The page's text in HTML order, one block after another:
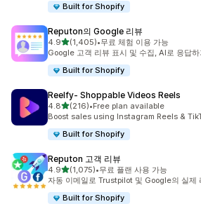
Built for Shopify
Reputon의 Google 리뷰
4.9별 5개 중
(1,405)
총 리뷰 1405개
•무료 체험 이용 가능
Google 고객 리뷰 표시 및 수집, AI로 응답하
Built for Shopify
Reelfy‑ Shoppable Videos Reels
4.8별 5개 중
(216)
총 리뷰 216개
•Free plan available
Boost sales using Instagram Reels &
Built for Shopify
Reputon 고객 리뷰
4.9별 5개 중
(1,075)
총 리뷰 1075개
•무료 플랜 사용 가능
자동 이메일로 Trustpilot 및 Google의 실제
Built for Shopify